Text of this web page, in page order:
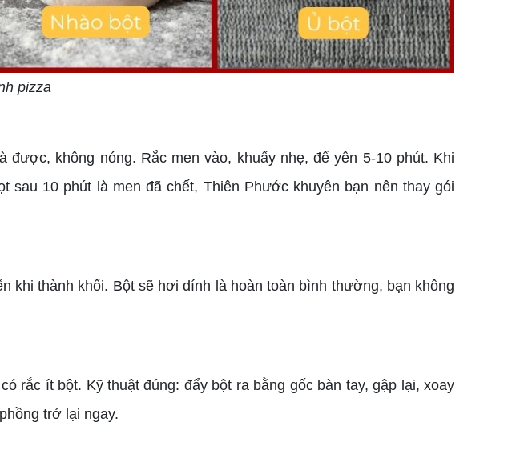
pizza
không nóng. Rắc men vào, khuấy nhẹ, để yên 5-10 phút. Khi
10 phút là men đã chết, Thiên Phước khuyên bạn nên thay gói
khi thành khối. Bột sẽ hơi dính là hoàn toàn bình thường, bạn không
rắc ít bột. Kỹ thuật đúng: đẩy bột ra bằng gốc bàn tay, gập lại, xoay
trở lại ngay.